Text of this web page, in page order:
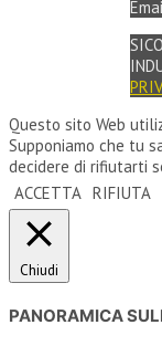
Questo sito Web
Supponiamo che tu
decidere di rifiutarti
ACCETTA RIFIUTA
Chiudi
PANORAMICA